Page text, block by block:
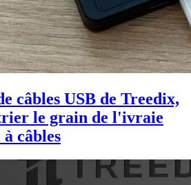
câbles USB de Treedix,
le grain de l'ivraie
câbles